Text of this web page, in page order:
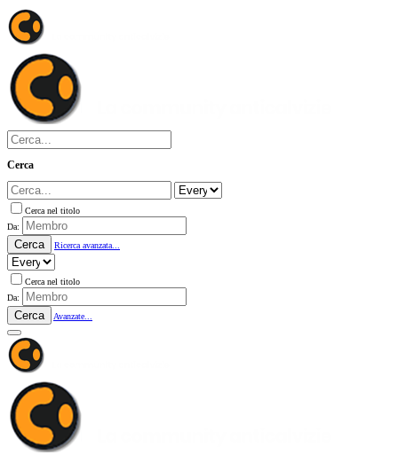
Cerca
Cerca nel titolo
Da:
Cerca Ricerca avanzata...
Cerca nel titolo
Da:
Cerca Avanzate...